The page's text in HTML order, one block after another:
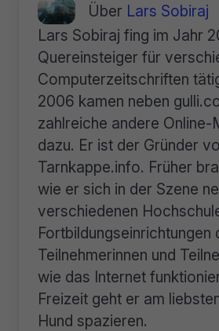
Über Lars Sobiraj
Lars Sobiraj fing im Jahr
Quereinsteiger für
Computerzeitschriften
2006 kamen neben
zahlreiche andere Online-
dazu. Er ist der Gründer
Tarnkappe.info. Früher
wie er sich in der Szene
verschiedenen
Fortbildungseinrichtungen
Teilnehmerinnen und
wie das Internet
Freizeit geht er am
Hund spazieren.